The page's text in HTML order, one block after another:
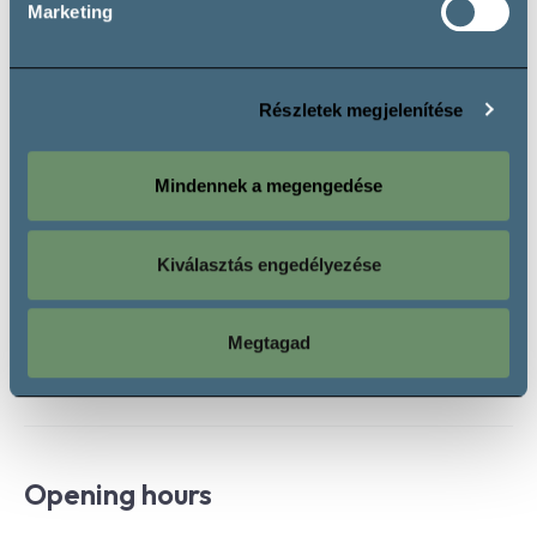
Marketing
Részletek megjelenítése
Mindennek a megengedése
Kiválasztás engedélyezése
Megtagad
Vörösbor
Chardonnay Nektár Olaszrizling Rajnai Rizling
Rosé
Opening hours